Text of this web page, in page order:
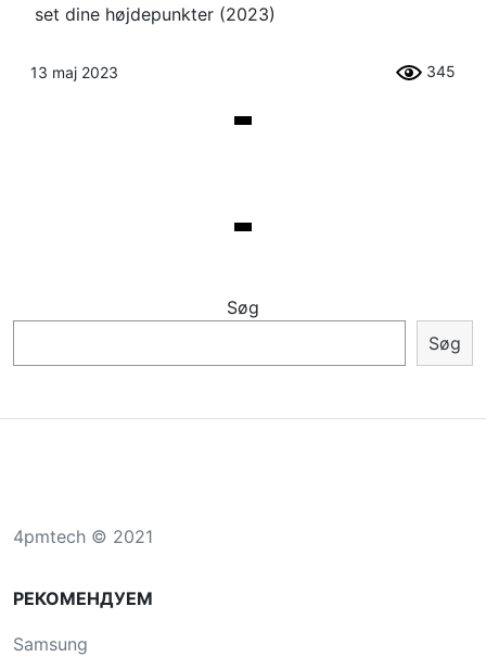
set dine højdepunkter (2023)
13 maj 2023 345
Søg
Søg
4pmtech © 2021
РЕКОМЕНДУЕМ
Samsung